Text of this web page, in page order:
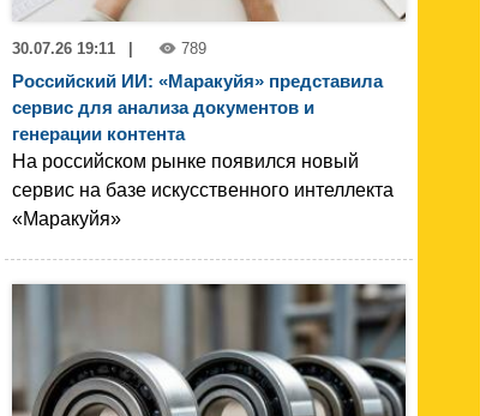
30.07.26 19:11 | 789
Российский ИИ: «Маракуйя» представила
сервис для анализа документов и
генерации контента
На российском рынке появился новый
сервис на базе искусственного интеллекта
«Маракуйя»